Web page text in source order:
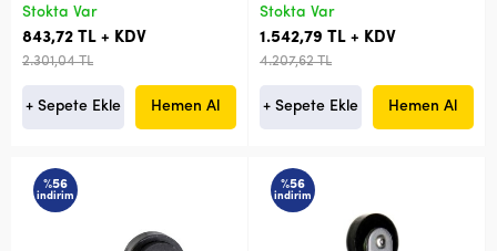
Stokta Var
843,72 TL + KDV
2.301,04 TL
+ Sepete Ekle Hemen Al
Stokta Var
1.542,79 TL + KDV
4.207,62 TL
+ Sepete Ekle Hemen Al
%56
indirim
%56
indirim